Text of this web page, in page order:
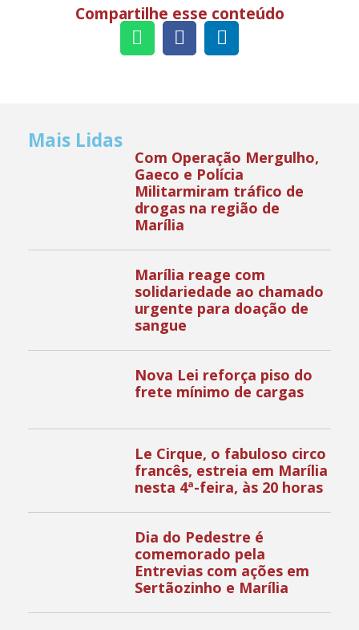
Compartilhe esse conteúdo
Mais Lidas
Com Operação Mergulho,
Gaeco e Polícia
Militarmiram tráfico de
drogas na região de
Marília
Marília reage com
solidariedade ao chamado
urgente para doação de
sangue
Nova Lei reforça piso do
frete mínimo de cargas
Le Cirque, o fabuloso circo
francês, estreia em Marília
nesta 4ª-feira, às 20 horas
Dia do Pedestre é
comemorado pela
Entrevias com ações em
Sertãozinho e Marília